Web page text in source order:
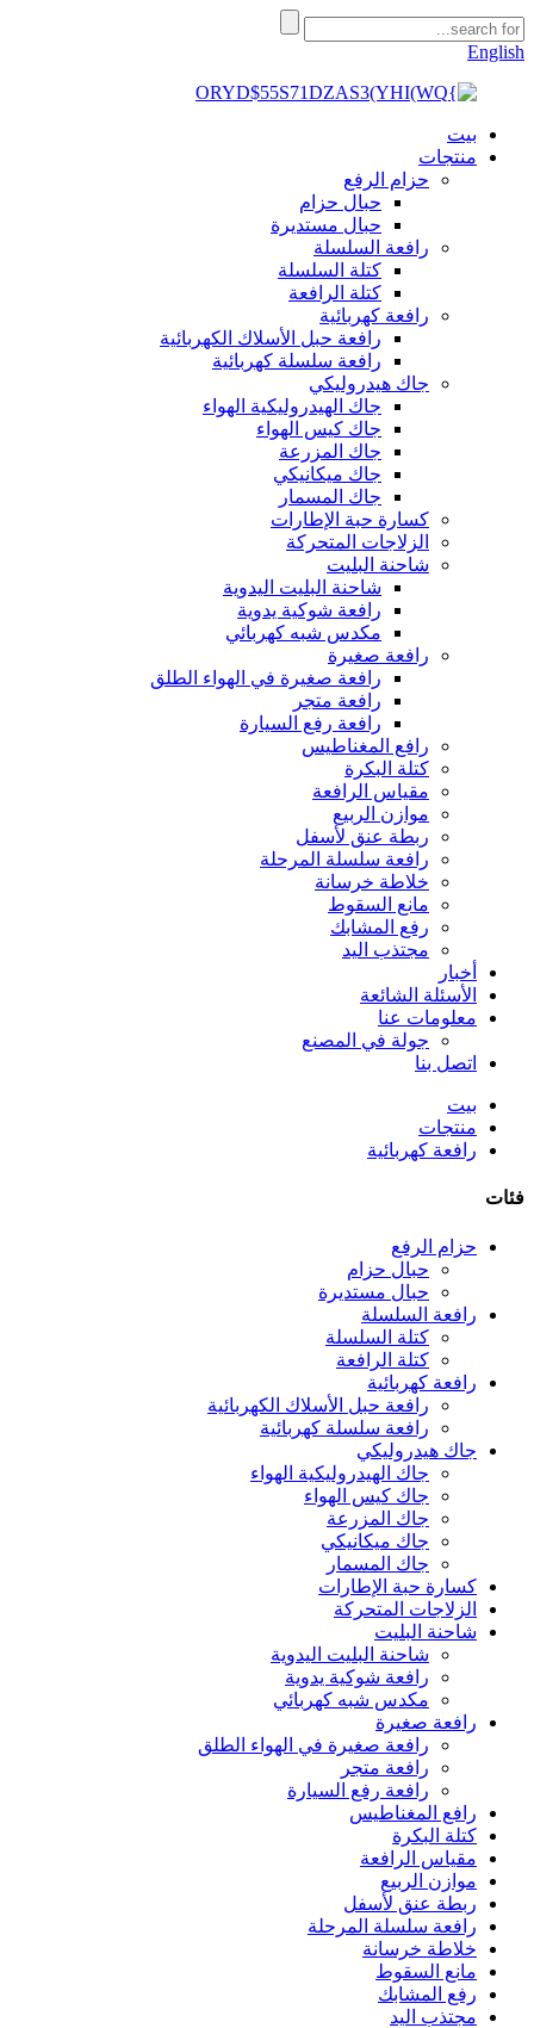
English
بيت
منتجات
حزام الرفع
حبال حزام
حبال مستديرة
رافعة السلسلة
كتلة السلسلة
كتلة الرافعة
رافعة كهربائية
رافعة حبل الأسلاك الكهربائية
رافعة سلسلة كهربائية
جاك هيدروليكي
جاك الهيدروليكية الهواء
جاك كيس الهواء
جاك المزرعة
جاك ميكانيكي
جاك المسمار
كسارة حبة الإطارات
الزلاجات المتحركة
شاحنة البليت
شاحنة البليت اليدوية
رافعة شوكية يدوية
مكدس شبه كهربائي
رافعة صغيرة
رافعة صغيرة في الهواء الطلق
رافعة متجر
رافعة رفع السيارة
رافع المغناطيس
كتلة البكرة
مقياس الرافعة
موازن الربيع
ربطة عنق لأسفل
رافعة سلسلة المرحلة
خلاطة خرسانة
مانع السقوط
رفع المشابك
مجتذب اليد
أخبار
الأسئلة الشائعة
معلومات عنا
جولة في المصنع
اتصل بنا
بيت
منتجات
رافعة كهربائية
فئات
حزام الرفع
حبال حزام
حبال مستديرة
رافعة السلسلة
كتلة السلسلة
كتلة الرافعة
رافعة كهربائية
رافعة حبل الأسلاك الكهربائية
رافعة سلسلة كهربائية
جاك هيدروليكي
جاك الهيدروليكية الهواء
جاك كيس الهواء
جاك المزرعة
جاك ميكانيكي
جاك المسمار
كسارة حبة الإطارات
الزلاجات المتحركة
شاحنة البليت
شاحنة البليت اليدوية
رافعة شوكية يدوية
مكدس شبه كهربائي
رافعة صغيرة
رافعة صغيرة في الهواء الطلق
رافعة متجر
رافعة رفع السيارة
رافع المغناطيس
كتلة البكرة
مقياس الرافعة
موازن الربيع
ربطة عنق لأسفل
رافعة سلسلة المرحلة
خلاطة خرسانة
مانع السقوط
رفع المشابك
مجتذب اليد